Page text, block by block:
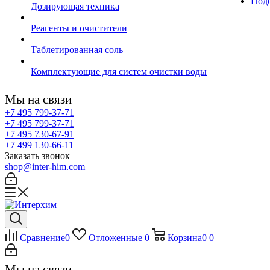
Дозирующая техника
Реагенты и очистители
Таблетированная соль
Комплектующие для систем очистки воды
Мы на связи
+7 495 799-37-71
+7 495 799-37-71
+7 495 730-67-91
+7 499 130-66-11
Заказать звонок
shop@inter-him.com
Сравнение0 Отложенные 0 Корзина0 0